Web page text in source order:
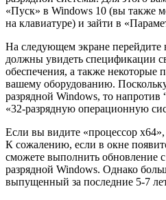
«Пуск» в Windows 10 (вы также
на клавиатуре) и зайти в
На следующем экране
должны увидеть спецификации
обеспечения, а также некоторые
вашему оборудованию.
разрядной Windows, то
«32-разрядную операционную
Если вы видите «процессор
К сожалению, если в окне
сможете выполнить обновление
разрядной Windows. Однако
выпущенный за последние 5-7